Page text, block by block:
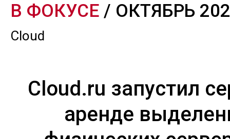
В ФОКУСЕ / ОКТЯБРЬ
Cloud
Cloud.ru запустил
аренде